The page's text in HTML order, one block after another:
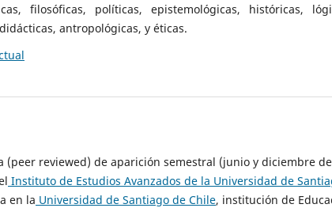
filosóficas, políticas, epistemológicas, históricas,
antropológicas, y éticas.
(peer reviewed) de aparición semestral (junio y diciembre de
Instituto de Estudios Avanzados de la Universidad de
en la Universidad de Santiago de Chile, institución de